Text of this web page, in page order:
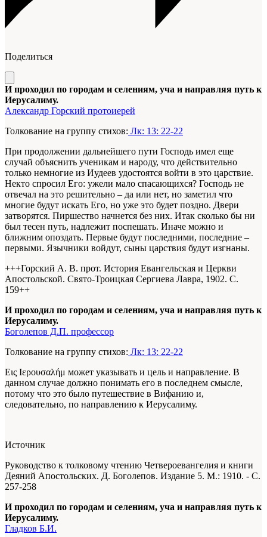
Поделиться
И проходил по городам и селениям, уча и направляя путь к
Иерусалиму.
Александр Горский протоиерей
Толкование на группу стихов: Лк: 13: 22-22
При продолжении дальнейшего пути Господь имел еще
случай объяснить ученикам и народу, что действительно
только немногие из Иудеев удостоятся войти в это царствие.
Некто спросил Его: ужели мало спасающихся? Господь не
отвечал на это решительно – да или нет, но заметил что
многие будут искать Его, но уже это будет поздно. Двери
затворятся. Пиршество начнется без них. Итак сколько бы ни
был тесен путь, надлежит поспешать. Иначе можно и
ближним опоздать. Первые будут последними, последние –
первыми. Язычники войдут, сыны царствия будут изгнаны.
+++Горский А. В. прот. История Евангельская и Церкви
Апостольской. Свято-Троицкая Сергиева Лавра, 1902. С.
159++
И проходил по городам и селениям, уча и направляя путь к
Иерусалиму.
Боголепов Д.П. профессор
Толкование на группу стихов: Лк: 13: 22-22
Εις Ιερουσαλήμ может указывать и цель и направление. В
данном случае должно понимать его в последнем смысле,
потому что это было путешествие в Вифанию и,
следовательно, по направлению к Иерусалиму.
Источник
Руководство к толковому чтению Четвероевангелия и книги
Деяний Апостольских. Д. Боголепов. Издание 5. М.: 1910. - С.
257-258
И проходил по городам и селениям, уча и направляя путь к
Иерусалиму.
Гладков Б.И.